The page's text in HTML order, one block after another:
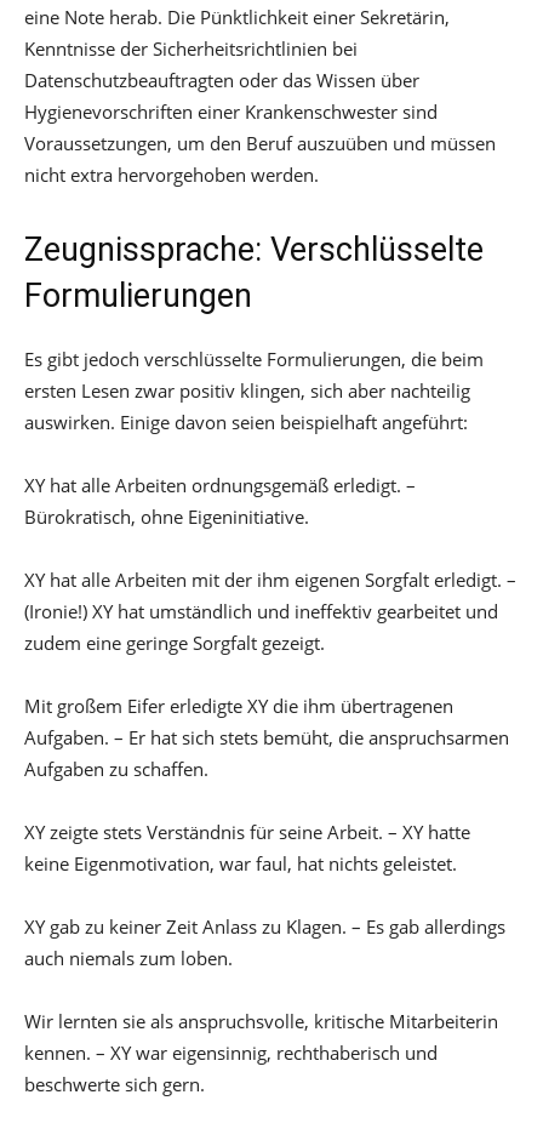
eine Note herab. Die Pünktlichkeit einer Sekretärin,
Kenntnisse der Sicherheitsrichtlinien bei
Datenschutzbeauftragten oder das Wissen über
Hygienevorschriften einer Krankenschwester sind
Voraussetzungen, um den Beruf auszuüben und müssen
nicht extra hervorgehoben werden.
Zeugnissprache: Verschlüsselte
Formulierungen
Es gibt jedoch verschlüsselte Formulierungen, die beim
ersten Lesen zwar positiv klingen, sich aber nachteilig
auswirken. Einige davon seien beispielhaft angeführt:
XY hat alle Arbeiten ordnungsgemäß erledigt. –
Bürokratisch, ohne Eigeninitiative.
XY hat alle Arbeiten mit der ihm eigenen Sorgfalt erledigt. –
(Ironie!) XY hat umständlich und ineffektiv gearbeitet und
zudem eine geringe Sorgfalt gezeigt.
Mit großem Eifer erledigte XY die ihm übertragenen
Aufgaben. – Er hat sich stets bemüht, die anspruchsarmen
Aufgaben zu schaffen.
XY zeigte stets Verständnis für seine Arbeit. – XY hatte
keine Eigenmotivation, war faul, hat nichts geleistet.
XY gab zu keiner Zeit Anlass zu Klagen. – Es gab allerdings
auch niemals zum loben.
Wir lernten sie als anspruchsvolle, kritische Mitarbeiterin
kennen. – XY war eigensinnig, rechthaberisch und
beschwerte sich gern.